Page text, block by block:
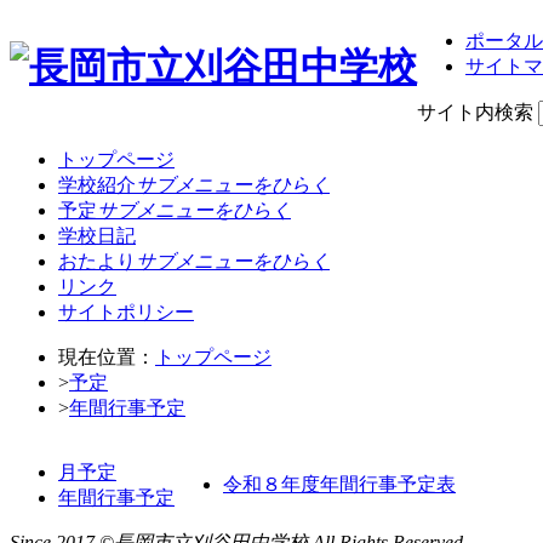
ポータ
サイト
サイト内検索
トップページ
学校紹介サブメニューをひらく
予定サブメニューをひらく
学校日記
おたより サブメニューをひらく
リンク
サイトポリシー
現在位置：
トップページ
>予定
>年間行事予定
月予定
年間行事予定
令和８年度年間行事予定表